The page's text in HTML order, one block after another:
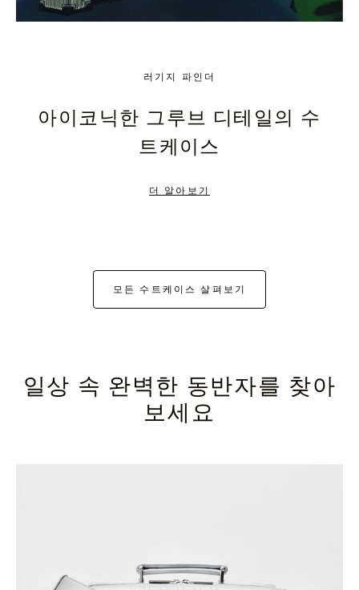
러기지 파인더
아이코닉한 그루브 디테일의 수
트케이스
더 알아보기
모든 수트케이스 살펴보기
일상 속 완벽한 동반자를 찾아
보세요